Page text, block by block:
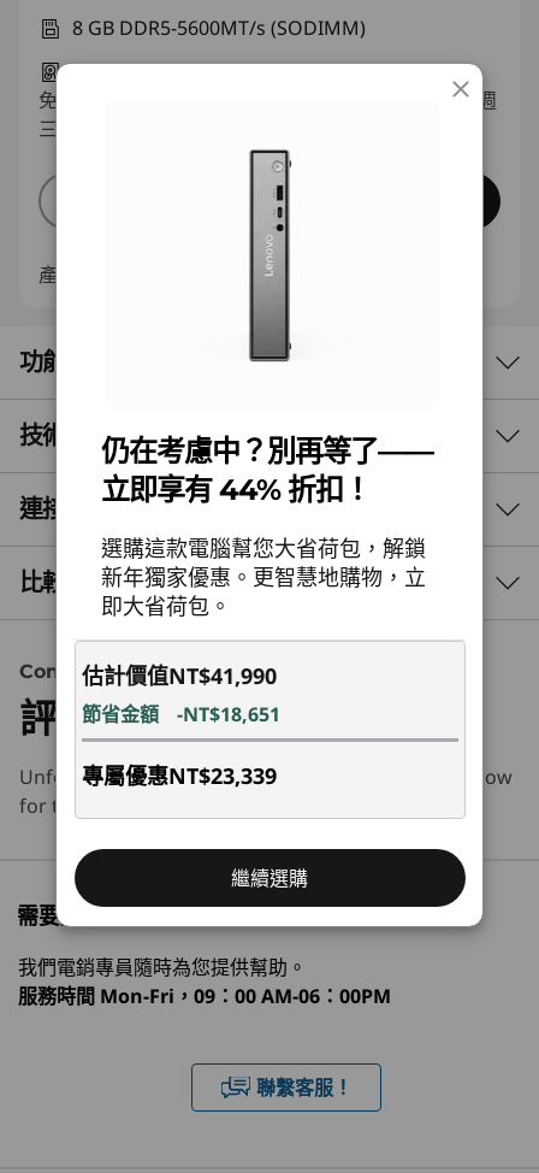
仍在考慮中？別再等了——
立即享有 44% 折扣！
選購這款電腦幫您大省荷包，解鎖
新年獨家優惠。更智慧地購物，立
即大省荷包。
估計價值NT$41,990
節省金額 -NT$18,651
專屬優惠NT$23,339
繼續選購
8 GB DDR5-5600MT/s (SODIMM)
256 GB SSD M.2 2280 PCIe Gen4 TLC Opal
免費
預計於10月14日(週三)-10月28日(週
三)送達
產品編號 13GNCTO1WWTW1
功能
強健的 AI 桌上型電腦
微型電腦，強大效能
Lenovo ThinkCentre Neo 55q Gen 6 搭載 AMD
Ryzen™ 200 系列處理器，提供穩定的運算效能。
這款裝置提供入門級 AI 體驗，確保工作負載最佳
化以及最佳效率。精巧、多功能且功能強大，適合
任何工作空間，是現代企業需求的理想選擇。
AI 驅動的效率
技術規格
效能
處理器
最高 AMD Ryzen™ 7 200 系列
作業系統
Windows 11 專業版 – Lenovo 推薦商務用 Windows 11 專
業版
神經處理單元 (NPU)
Only for the models with AMD Ryzen™ 7 250 processor.
圖形
整合式
最高使用 64GB DDR5 (5600MHz)，雙 SODIMM
連接埠和插槽
電源按鈕
2-USB-A (USB 10Gbps)，一律啟用
3-USB-C® (USB 10Gbps)，配備電力傳輸 2.1 與
比較相似產品
3 Similiar products selected
What specs do you want to compare?
處理器 作業系統 記憶體 顯示器
正在瀏覽
ThinkCentre
Neo 55q Gen 6
(AMD) Tiny PC
Lenovo
ThinkCentre
Neo 50a Gen 5
(27 inch Intel)
Neo 50t
Content Unavailable
評論
Unfortunately, we don’t have any information to show
for this section
需要購物方面的協助嗎?
我們電銷專員隨時為您提供幫助。
服務時間 Mon-Fri，09：00 AM-06：00PM
聯繫客服！